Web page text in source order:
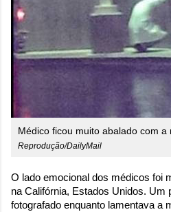
Médico ficou muito abalado com a
Reprodução/DailyMail
O lado emocional dos médicos foi
na Califórnia, Estados Unidos. Um
fotografado enquanto lamentava a